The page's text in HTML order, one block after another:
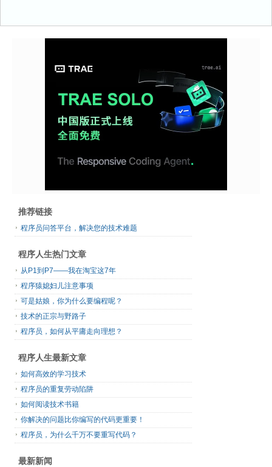
推荐链接
程序员问答平台，解决您的技术难题
程序人生热门文章
从P1到P7——我在淘宝这7年
程序猿媳妇儿注意事项
可是姑娘，你为什么要编程呢？
技术的正宗与野路子
程序员，如何从平庸走向理想？
程序人生最新文章
如何高效的学习技术
程序员的重复劳动陷阱
如何阅读技术书籍
你解决的问题比你编写的代码更重要！
程序员，为什么千万不要重写代码？
最新新闻